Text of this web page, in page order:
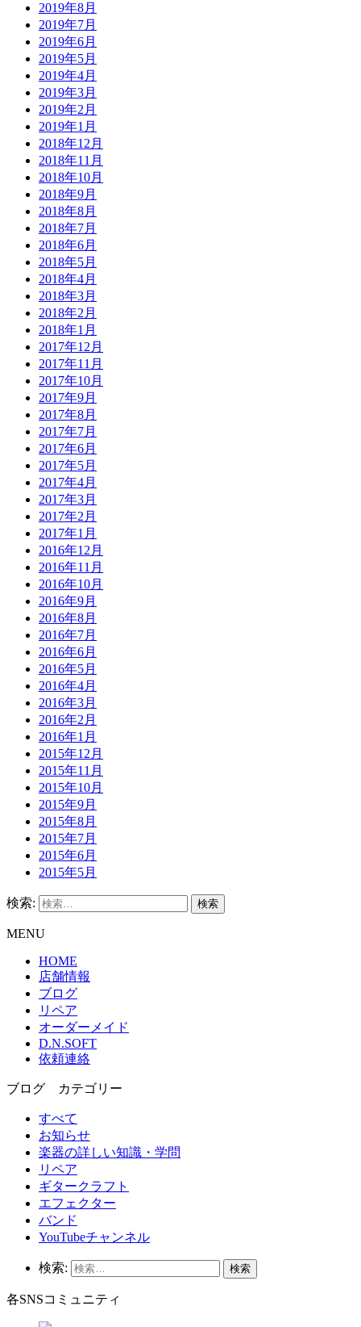
2019年8月
2019年7月
2019年6月
2019年5月
2019年4月
2019年3月
2019年2月
2019年1月
2018年12月
2018年11月
2018年10月
2018年9月
2018年8月
2018年7月
2018年6月
2018年5月
2018年4月
2018年3月
2018年2月
2018年1月
2017年12月
2017年11月
2017年10月
2017年9月
2017年8月
2017年7月
2017年6月
2017年5月
2017年4月
2017年3月
2017年2月
2017年1月
2016年12月
2016年11月
2016年10月
2016年9月
2016年8月
2016年7月
2016年6月
2016年5月
2016年4月
2016年3月
2016年2月
2016年1月
2015年12月
2015年11月
2015年10月
2015年9月
2015年8月
2015年7月
2015年6月
2015年5月
検索:
MENU
HOME
店舗情報
ブログ
リペア
オーダーメイド
D.N.SOFT
依頼連絡
ブログ カテゴリー
すべて
お知らせ
楽器の詳しい知識・学問
リペア
ギタークラフト
エフェクター
バンド
YouTubeチャンネル
検索:
各SNSコミュニティ